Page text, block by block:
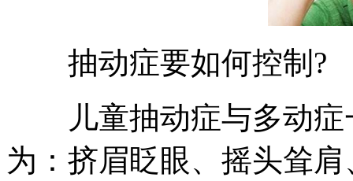
抽动症要如何控制?
儿童抽动症与多动症
为：挤眉眨眼、摇头耸